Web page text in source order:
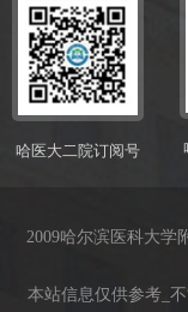
哈医大二院订阅号
2009哈尔滨医科大学
本站信息仅供参考_